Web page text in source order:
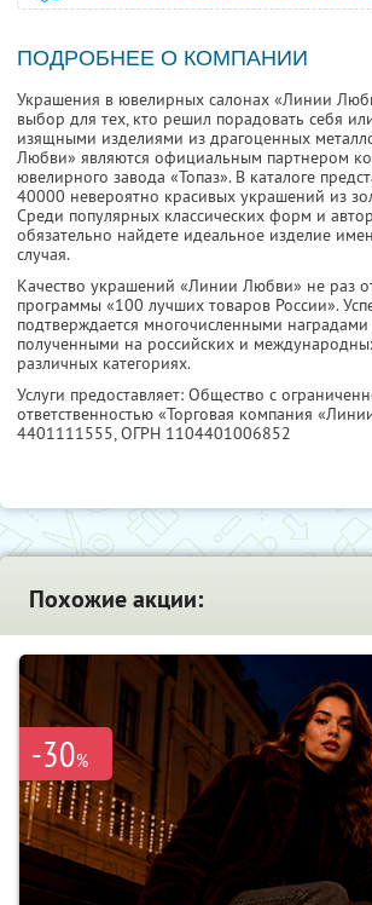
ПОДРОБНЕЕ О КОМПАНИИ
Украшения в ювелирных салонах «Линии
выбор для тех, кто решил порадовать себя
изящными изделиями из драгоценных
Любви» являются официальным партнером
ювелирного завода «Топаз». В каталоге
40000 невероятно красивых украшений из
Среди популярных классических форм и
обязательно найдете идеальное изделие
случая.
Качество украшений «Линии Любви» не раз
программы «100 лучших товаров России».
подтверждается многочисленными
полученными на российских и
различных категориях.
Услуги предоставляет: Общество с
ответственностью «Торговая компания
4401111555, ОГРН 1104401006852
Похожие акции:
-30%